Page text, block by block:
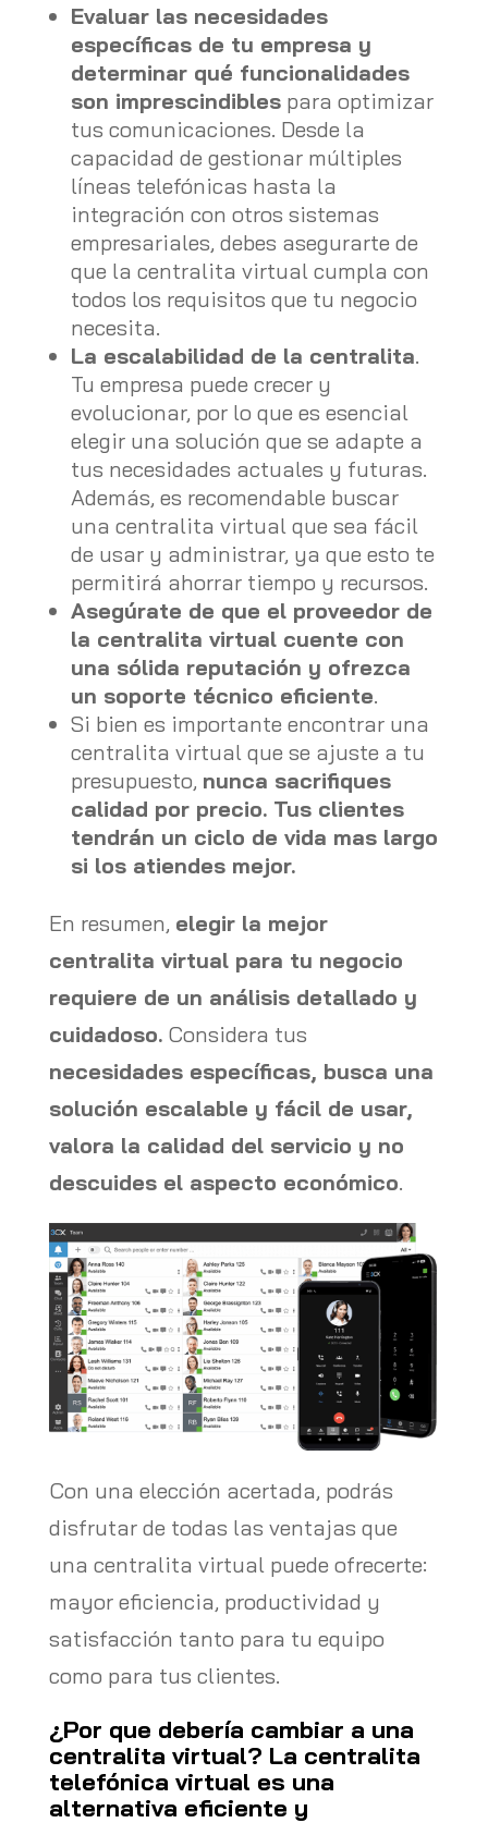
Evaluar las necesidades
específicas de tu empresa y
determinar qué funcionalidades
son imprescindiblespara optimizar
tus comunicaciones. Desde la
capacidad de gestionar múltiples
líneas telefónicas hasta la
integración con otros sistemas
empresariales, debes asegurarte de
que la centralita virtual cumpla con
todos los requisitos que tu negocio
necesita.
La escalabilidad de la centralita.
Tu empresa puede crecer y
evolucionar, por lo que es esencial
elegir una solución que se adapte a
tus necesidades actuales y futuras.
Además, es recomendable buscar
una centralita virtual que sea fácil
de usar y administrar, ya que esto te
permitirá ahorrar tiempo y recursos.
Asegúrate de que el proveedor de
la centralita virtual cuente con
una sólida reputación y ofrezca
un soporte técnico eficiente.
Si bien es importante encontrar una
centralita virtual que se ajuste a tu
presupuesto, nunca sacrifiques
calidad por precio. Tus clientes
tendrán un ciclo de vida mas largo
si los atiendes mejor.
En resumen, elegir la mejor
centralita virtual para tu negocio
requiere de un análisis detallado y
cuidadoso.Considera tus
necesidades específicas, busca una
solución escalable y fácil de usar,
valora la calidad del servicio y no
descuides el aspecto económico.
Con una elección acertada, podrás
disfrutar de todas las ventajas que
una centralita virtual puede ofrecerte:
mayor eficiencia, productividad y
satisfacción tanto para tu equipo
como para tus clientes.
¿Por que debería cambiar a una
centralita virtual? La centralita
telefónica virtual es una
alternativa eficiente y